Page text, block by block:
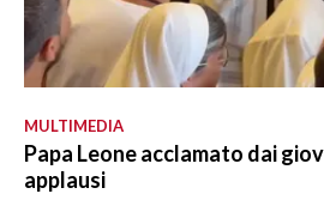
MULTIMEDIA
Papa Leone acclamato dai
applausi